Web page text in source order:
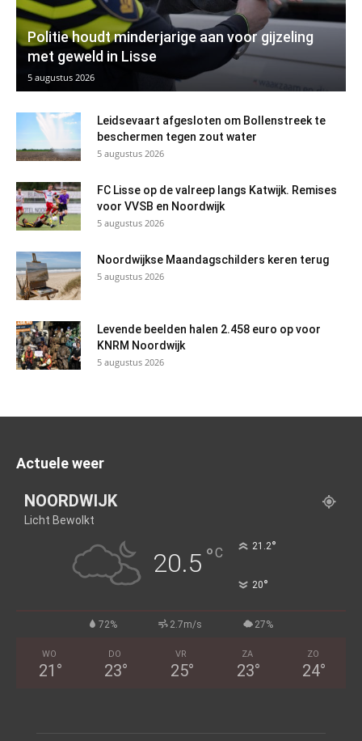
Politie houdt minderjarige aan voor gijzeling
met geweld in Lisse
5 augustus 2026
Leidsevaart afgesloten om Bollenstreek te
beschermen tegen zout water
5 augustus 2026
FC Lisse op de valreep langs Katwijk. Remises
voor VVSB en Noordwijk
5 augustus 2026
Noordwijkse Maandagschilders keren terug
5 augustus 2026
Levende beelden halen 2.458 euro op voor
KNRM Noordwijk
5 augustus 2026
Actuele weer
NOORDWIJK
Licht Bewolkt
20.5 °C 21.2°
20°
72% 2.7m/s 27%
WO
21 °
DO
23°
VR
25°
ZA
23°
ZO
24°